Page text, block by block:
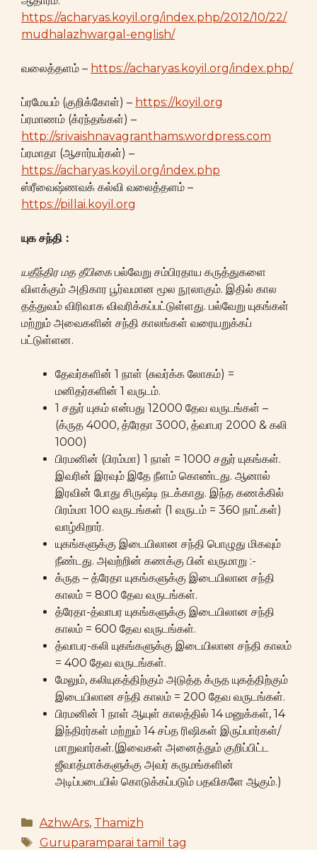
https://acharyas.koyil.org/index.php/2012/10/22/
mudhalazhwargal-english/
வலைத்தளம் – https://acharyas.koyil.org/index.php/
ப்ரமேயம் (குறிக்கோள்) – https://koyil.org
ப்ரமாணம் (க்ரந்தங்கள்) –
http://srivaishnavagranthams.wordpress.com
ப்ரமாதா (ஆசார்யர்கள்) –
https://acharyas.koyil.org/index.php
ஸ்ரீவைஷ்ணவக் கல்வி வலைத்தளம் –
https://pillai.koyil.org
யுக சந்தி :
யதீந்திர மத தீபிகை பல்வேறு சம்பிரதாய கருத்துகளை
விளக்கும் அதிகார பூர்வமான மூல நூலாகும். இதில் கால
தத்துவம் விரிவாக விவரிக்கப்பட்டுள்ளது. பல்வேறு யுகங்கள்
மற்றும் அவைகளின் சந்தி காலங்கள் வரையறுக்கப்
பட்டுள்ளன.
தேவர்களின் 1 நாள் (சுவர்க்க லோகம்) =
மனிதர்களின் 1 வருடம்.
1 சதுர் யுகம் என்பது 12000 தேவ வருடங்கள் –
(க்ருத 4000, த்ரேதா 3000, த்வாபர 2000 & கலி
1000)
பிரமனின் (பிரம்மா) 1 நாள் = 1000 சதுர் யுகங்கள்.
இவரின் இரவும் இதே நீளம் கொண்டது. ஆனால்
இரவின் போது சிருஷ்டி நடக்காது. இந்த கணக்கில்
பிரம்மா 100 வருடங்கள் (1 வருடம் = 360 நாட்கள்)
வாழ்கிறார்.
யுகங்களுக்கு இடையிலான சந்தி பொழுது மிகவும்
நீண்டது. அவற்றின் கணக்கு பின் வருமாறு :-
க்ருத – த்ரேதா யுகங்களுக்கு இடையிலான சந்தி
காலம் = 800 தேவ வருடங்கள்.
த்ரேதா-த்வாபர யுகங்களுக்கு இடையிலான சந்தி
காலம் = 600 தேவ வருடங்கள்.
த்வாபர-கலி யுகங்களுக்கு இடையிலான சந்தி காலம்
= 400 தேவ வருடங்கள்.
மேலும், கலியுகத்திற்கும் அடுத்த க்ருத யுகத்திற்கும்
இடையிலான சந்தி காலம் = 200 தேவ வருடங்கள்.
பிரமனின் 1 நாள் ஆயுள் காலத்தில் 14 மனுக்கள், 14
இந்திரர்கள் மற்றும் 14 சப்த ரிஷிகள் இருப்பார்கள்/
மாறுவார்கள்.(இவைகள் அனைத்தும் குறிப்பிட்ட
ஜீவாத்மாக்களுக்கு அவர் கருமங்களின்
அடிப்படையில் கொடுக்கப்படும் பதவிகளே ஆகும்.)
Categories
AzhwArs, Thamizh
Tags
Guruparamparai tamil tag